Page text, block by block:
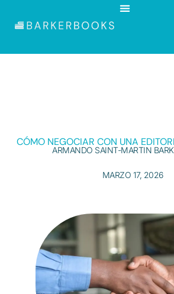
CÓMO NEGOCIAR CON UNA
ARMANDO SAINT-MARTIN
MARZO 17, 2026